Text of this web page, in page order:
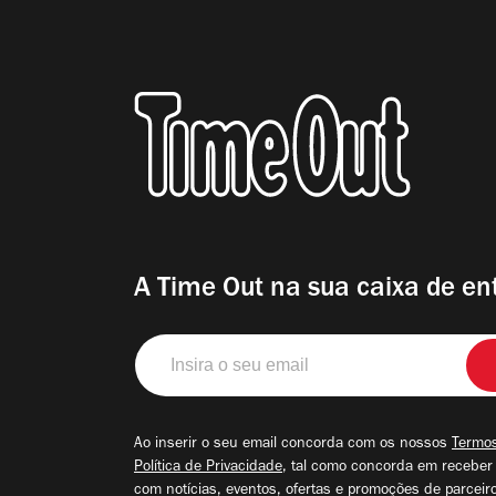
A Time Out na sua caixa de
Insira
o
seu
Ao inserir o seu email concorda com os nossos
Política de Privacidade, tal como concorda em
com notícias, eventos, ofertas e promoções de